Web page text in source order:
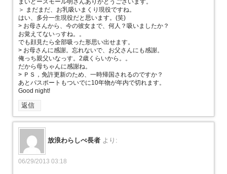
まいどースモール明さんありがとうございます。
＞ まだまだ、お乳吸いまくり現役ですね。
はい、多分一生現役だと思います。(笑)
> お母さんから、今の彼女まで、何人？吸いましたか？
お覚えてないっすね。。
でも顔見たら全部吸った形思い出せます。
> お母さんに感謝。忘れないで、お父さんにも感謝。
俺っち親父いなっす。2歳くらいから。。
だから母ちゃんに感謝ね。
> ＰＳ，免許更新のため、一時帰国されるのですか？
あとパスポートもついでに10年物が年内で切れます。
Good night!
返信
放浪わらしべ長者 より:
06/29/2013 03:18